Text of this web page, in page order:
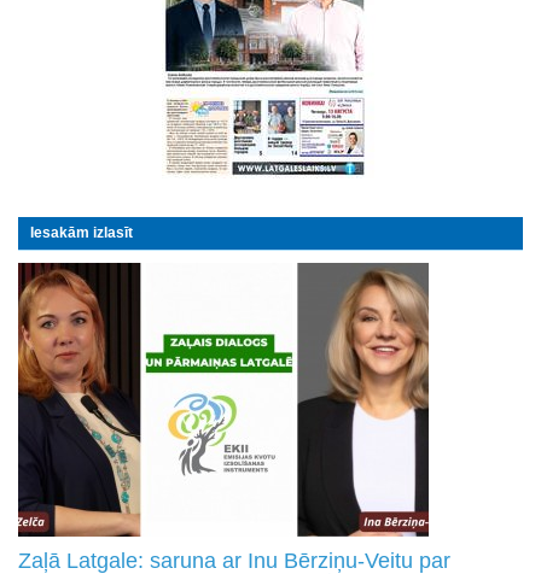
Iesakām izlasīt
Zaļā Latgale: saruna ar Inu Bērziņu-Veitu par